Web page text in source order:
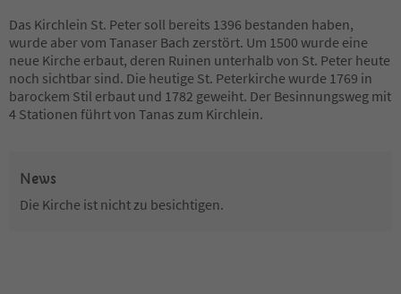
Das Kirchlein St. Peter soll bereits 1396 bestanden haben,
wurde aber vom Tanaser Bach zerstört. Um 1500 wurde eine
neue Kirche erbaut, deren Ruinen unterhalb von St. Peter heute
noch sichtbar sind. Die heutige St. Peterkirche wurde 1769 in
barockem Stil erbaut und 1782 geweiht. Der Besinnungsweg mit
4 Stationen führt von Tanas zum Kirchlein.
News
Die Kirche ist nicht zu besichtigen.